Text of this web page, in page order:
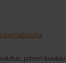
johon